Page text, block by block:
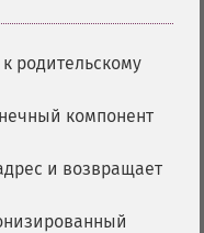
родительскому
компонент
и возвращает